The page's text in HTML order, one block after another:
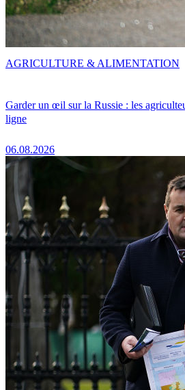
Garder un œil sur la Russie : les
ligne
06.08.2026
AGRICULTURE & ALIMENTATION